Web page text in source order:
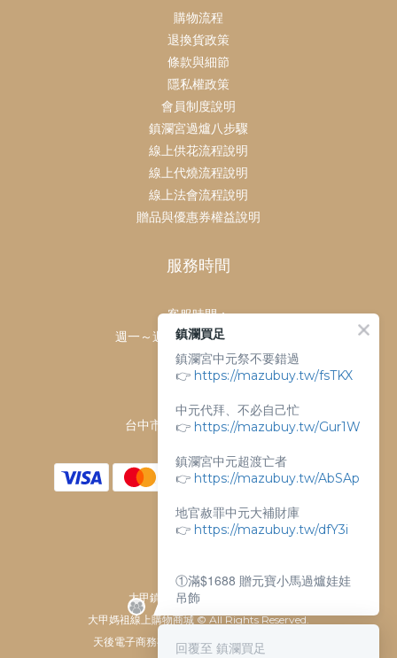
購物流程
退換貨政策
條款與細節
隱私權政策
會員制度說明
鎮瀾宮過爐八步驟
線上供花流程說明
線上代燒流程說明
線上法會流程說明
贈品與優惠券權益說明
服務時間
客服時間：
週一～週日 上午9點～下午6點
客服電話：
04-26763688
門市地址：
台中市大甲區順天路238號
大甲鎮瀾宮唯一指定 官方商城
大甲媽祖線上購物商城 © All Rights Reserved.
天後電子商務有限公司 / 統一編號 61929607
鎮瀾買足
鎮瀾宮中元祭不要錯過
👉 https://mazubuy.tw/fsTKX
中元代拜、不必自己忙
👉 https://mazubuy.tw/Gur1W
鎮瀾宮中元超渡亡者
👉 https://mazubuy.tw/AbSAp
地官赦罪中元大補財庫
👉 https://mazubuy.tw/dfY3i
①滿$1688 贈元寶小馬過爐娃娃
吊飾
回覆至 鎮瀾買足